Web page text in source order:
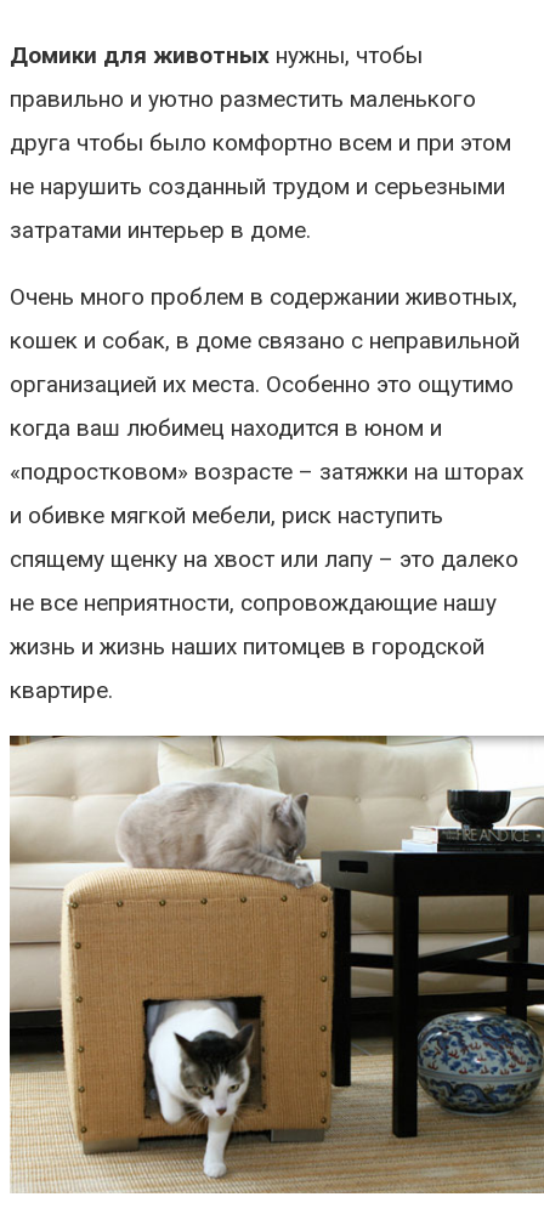
Домики для животных нужны, чтобы
правильно и уютно разместить маленького
друга чтобы было комфортно всем и при этом
не нарушить созданный трудом и серьезными
затратами интерьер в доме.
Очень много проблем в содержании животных,
кошек и собак, в доме связано с неправильной
организацией их места. Особенно это ощутимо
когда ваш любимец находится в юном и
«подростковом» возрасте – затяжки на шторах
и обивке мягкой мебели, риск наступить
спящему щенку на хвост или лапу – это далеко
не все неприятности, сопровождающие нашу
жизнь и жизнь наших питомцев в городской
квартире.